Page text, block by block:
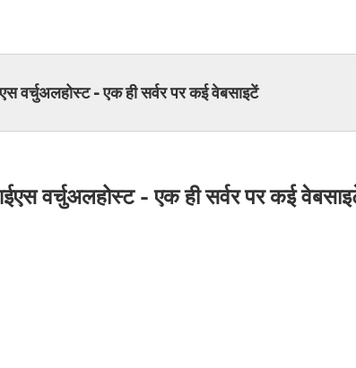
वर्चुअलहोस्ट - एक ही सर्वर पर कई वेबसाइटें
वर्चुअलहोस्ट - एक ही सर्वर पर कई